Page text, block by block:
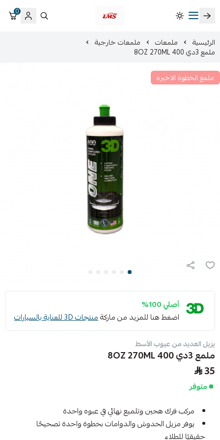
متجر لمسات الشرقية لزينة سيارات LMS
0
الرئيسية ملمعات ملمعات خارجية
ملمع 3دي 400 8OZ 270ML
ملمع الخطوة الاخيره
أصلي 100%
اضغط هنا للمزيد من ماركةمنتجات 3D للعناية بالسيارات
يزيل العديد من عيوب الأسط
ملمع 3دي 400 8OZ 270ML
35
متوفر
مركب فرك هجين وتلميع نهائي في عبوه واحدة
يوفر مزيل الخدوش والدوامات بخطوة واحدة تصحيحًا
حقيقيًا للطلاء